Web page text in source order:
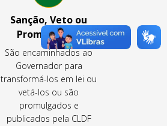
Sanção, Veto ou
Promulgação
São encaminhados ao
Governador para
transformá-los em lei ou
vetá-los ou são
promulgados e
publicados pela CLDF